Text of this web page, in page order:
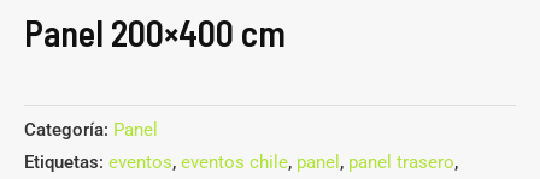
Panel 200×400 cm
Categoría: Panel
Etiquetas: eventos, eventos chile, panel , panel trasero,